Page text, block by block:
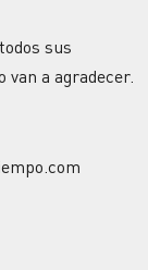
sus
a agradecer.